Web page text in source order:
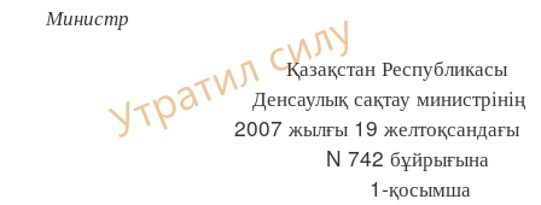
Министр
Қазақстан Республикасы
Денсаулық сақтау министрінің
2007 жылғы 19 желтоқсандағы
N 742 бұйрығына
1-қосымша